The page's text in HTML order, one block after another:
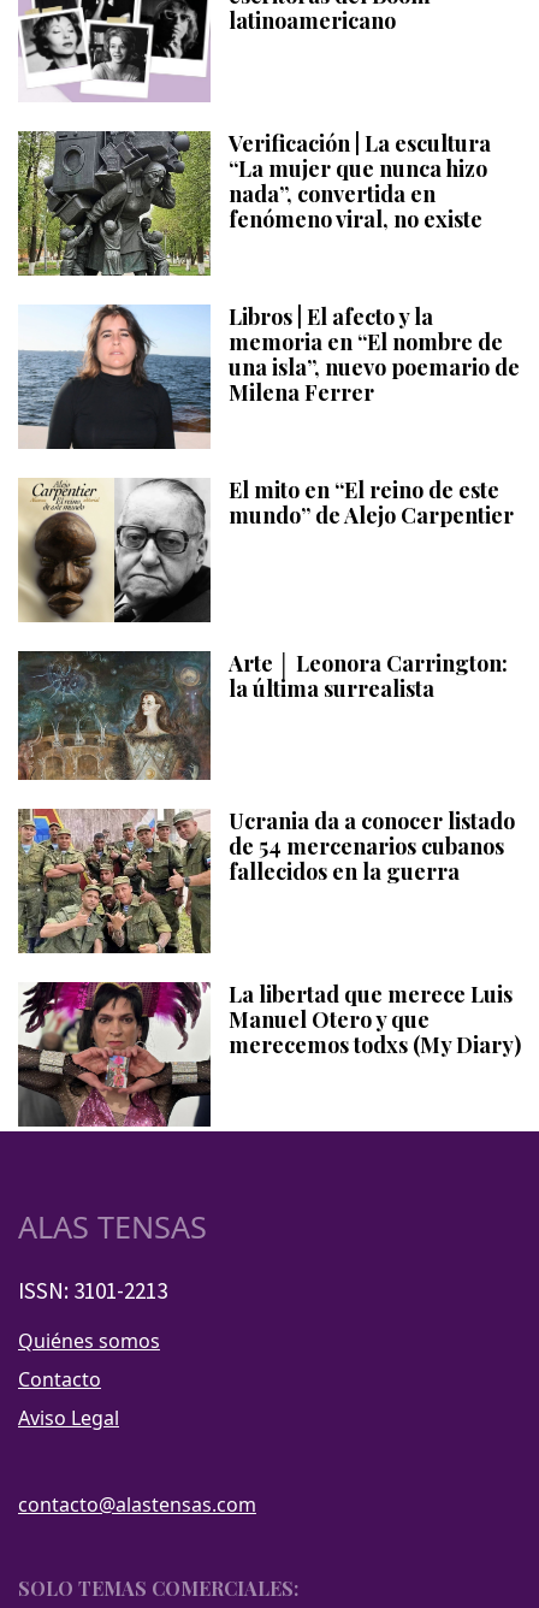
latinoamericano
Verificación | La escultura
“La mujer que nunca hizo
nada”, convertida en
fenómeno viral, no existe
Libros | El afecto y la
memoria en “El nombre de
una isla”, nuevo poemario de
Milena Ferrer
El mito en “El reino de este
mundo” de Alejo Carpentier
Arte │ Leonora Carrington:
la última surrealista
Ucrania da a conocer listado
de 54 mercenarios cubanos
fallecidos en la guerra
La libertad que merece Luis
Manuel Otero y que
merecemos todxs (My Diary)
ALAS TENSAS
ISSN: 3101-2213
Quiénes somos
Contacto
Aviso Legal
contacto@alastensas.com
SOLO TEMAS COMERCIALES: